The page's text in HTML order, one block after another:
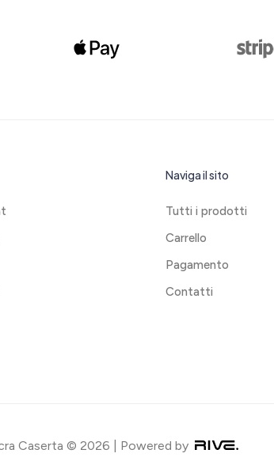
Naviga il sito
Tutti i prodotti
Carrello
Pagamento
Contatti
Caserta © 2026 | Powered by